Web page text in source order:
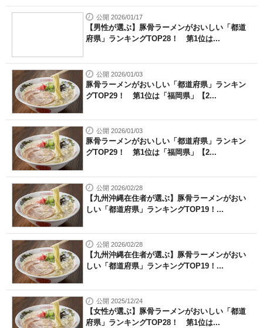
建設×テクノロジーの最前線
ちょっと気になるネットの話題
公開 2026/01/17
【男性が選ぶ】豚骨ラーメンがおいしい「都道
府県」ランキングTOP28！ 第1位は...
公開 2026/01/03
豚骨ラーメンがおいしい「都道府県」ランキン
グTOP29！ 第1位は「福岡県」【2...
公開 2026/01/03
豚骨ラーメンがおいしい「都道府県」ランキン
グTOP29！ 第1位は「福岡県」【2...
公開 2026/02/28
【九州沖縄在住者が選ぶ】豚骨ラーメンがおい
しい「都道府県」ランキングTOP19！...
公開 2026/02/28
【九州沖縄在住者が選ぶ】豚骨ラーメンがおい
しい「都道府県」ランキングTOP19！...
公開 2025/12/24
【女性が選ぶ】豚骨ラーメンがおいしい「都道
府県」ランキングTOP28！ 第1位は...